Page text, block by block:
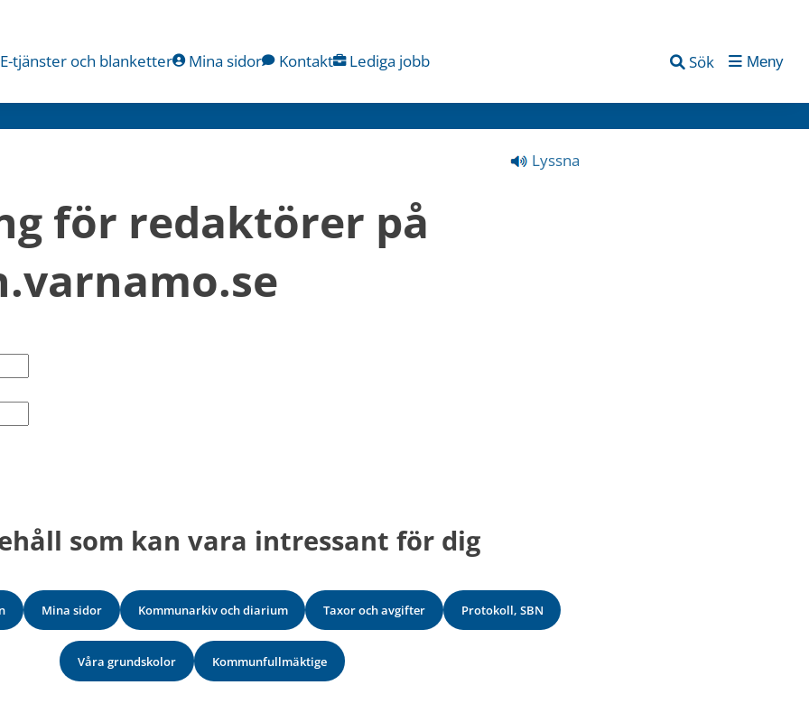
E-tjänster och blanketter Mina sidor Kontakt Lediga jobb Sök Meny
Lyssna
för redaktörer på
som kan vara intressant för dig
Mina sidor Kommunarkiv och diarium Taxor och avgifter Protokoll, SBN
Våra grundskolor Kommunfullmäktige